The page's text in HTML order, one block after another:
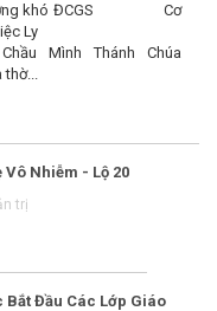
khó ĐCGS Cơ
lễ Tiệc Ly
Mình Thánh Chúa
Nhiễm - Lộ 20
trị
Bắt Đầu Các Lớp Giáo